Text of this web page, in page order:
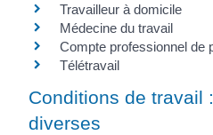
Travailleur à domicile
Médecine du travail
Compte professionnel de
Télétravail
Conditions de travail
diverses